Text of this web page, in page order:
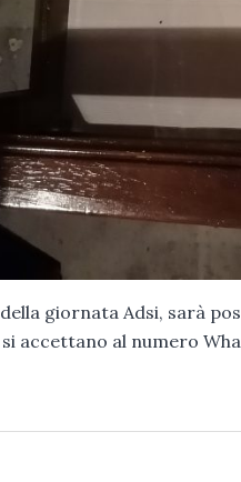
giornata Adsi, sarà
accettano al numero